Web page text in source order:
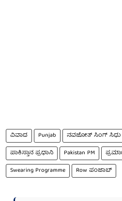
ವಿವಾದ Punjab ನವಜೋತ್ ಸಿಂಗ್ ಸಿಧು
ಪಾಕಿಸ್ತಾನ ಪ್ರಧಾನಿ
Pakistan PM
Swearing Programme
Row ಪಂಜಾಬ್